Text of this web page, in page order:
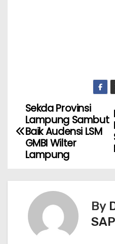
Sekda Provinsi
Lampung Sambut
Baik Audensi LSM
GMBI Wilter
Lampung
By